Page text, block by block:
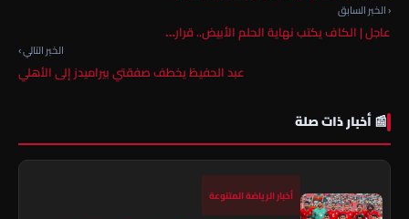
‹ الخبر السابق
عاجل | الكاف يكتب نهاية الحلم الأبيض.. قرار…
الخبر التالي ›
عبد الحفيظ يخطف صفقتي بيراميدز إلى الأهلي
📰 أخبار ذات صلة
أخبار الرياضة المتنوعة